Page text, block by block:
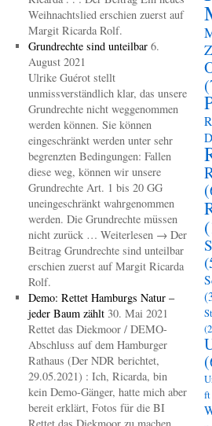
Weihnachtslied erschien zuerst auf
Margit Ricarda Rolf.
Grundrechte sind unteilbar 6.
August 2021
Ulrike Guérot stellt
unmissverständlich klar, das unsere
Grundrechte nicht weggenommen
werden können. Sie können
eingeschränkt werden unter sehr
begrenzten Bedingungen: Fallen
diese weg, können wir unsere
Grundrechte Art. 1 bis 20 GG
uneingeschränkt wahrgenommen
werden. Die Grundrechte müssen
nicht zurück … Weiterlesen → Der
Beitrag Grundrechte sind unteilbar
erschien zuerst auf Margit Ricarda
Rolf.
Demo: Rettet Hamburgs Natur –
jeder Baum zählt 30. Mai 2021
Rettet das Diekmoor / DEMO-
Abschluss auf dem Hamburger
Rathaus (Der NDR berichtet,
29.05.2021) : Ich, Ricarda, bin
kein Demo-Gänger, hatte mich aber
bereit erklärt, Fotos für die BI
ft